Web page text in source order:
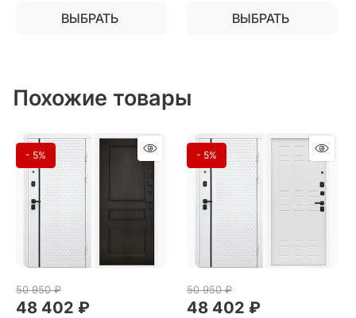
ВЫБРАТЬ ВЫБРАТЬ
Похожие товары
- 5%
50 950 ₽
48 402 ₽
- 5%
50 950 ₽
48 402 ₽